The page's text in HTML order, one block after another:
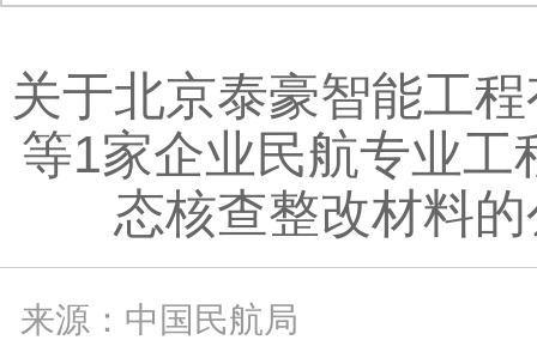
关于北京泰豪智能工
等1家企业民航专业工
态核查整改材料
来源：中国民航局
盲